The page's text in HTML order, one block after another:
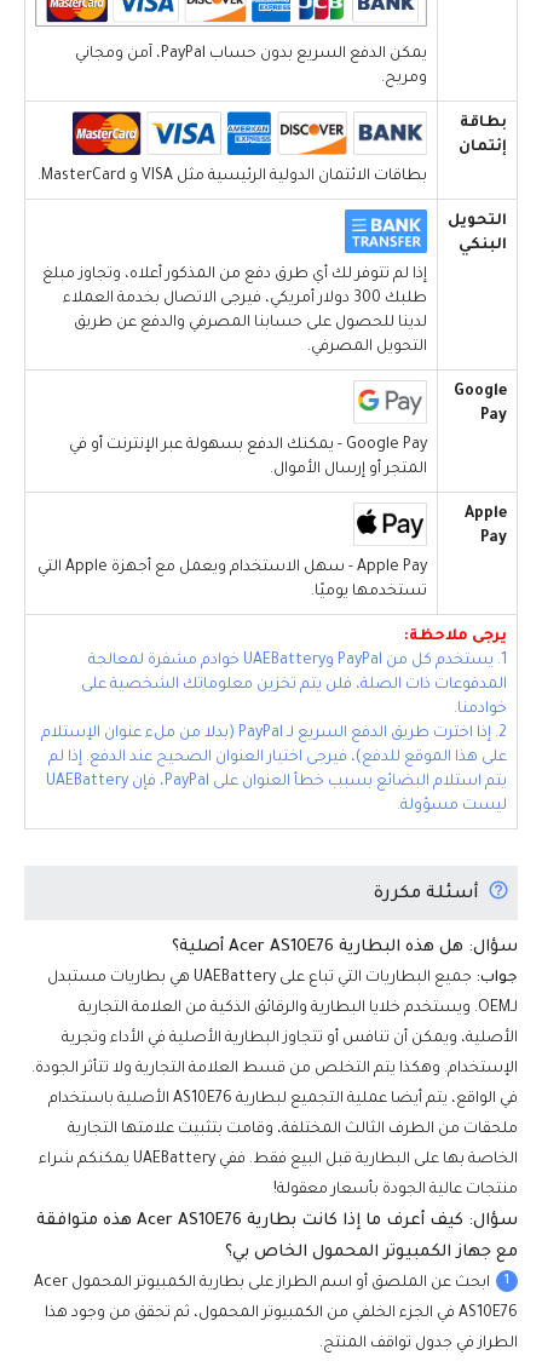
يمكن الدفع السريع بدون حساب PayPal، آمن ومجاني
ومريح.
بطاقة
إئتمان
بطاقات الائتمان الدولية الرئيسية مثل VISA و MasterCard.
التحويل
البنكي
إذا لم تتوفر لك أي طرق دفع من المذكور أعلاه، وتجاوز مبلغ
طلبك 300 دولار أمريكي، فيرجى الاتصال بخدمة العملاء
لدينا للحصول على حسابنا المصرفي والدفع عن طريق
التحويل المصرفي.
Google
Pay
Google Pay - يمكنك الدفع بسهولة عبر الإنترنت أو في
المتجر أو إرسال الأموال.
Apple
Pay
Apple Pay - سهل الاستخدام ويعمل مع أجهزة Apple التي
تستخدمها يوميًا.
يرجى ملاحظة:
1. يستخدم كل من PayPal وUAEBattery خوادم مشفرة لمعالجة
المدفوعات ذات الصلة، فلن يتم تخزين معلوماتك الشخصية على
خوادمنا.
2. إذا اخترت طريق الدفع السريع لـ PayPal (بدلا من ملء عنوان الإستلام
على هذا الموقع للدفع)، فيرجى اختيار العنوان الصحيح عند الدفع. إذا لم
يتم استلام البضائع بسبب خطأ العنوان على PayPal، فإن UAEBattery
ليست مسؤولة.
أسئلة مكررة
سؤال: هل هذه البطارية Acer AS10E76 أصلية؟
جواب:
جميع البطاريات التي تباع على UAEBattery هي بطاريات مستبدل
لـOEM. ويستخدم خلايا البطارية والرقائق الذكية من العلامة التجارية
الأصلية، ويمكن أن تنافس أو تتجاوز البطارية الأصلية في الأداء وتجرية
الإستخدام. وهكذا يتم التخلص من قسط العلامة التجارية ولا تتأثر الجودة.
في الواقع، يتم أيضا عملية التجميع لبطارية AS10E76 الأصلية باستخدام
ملحقات من الطرف الثالث المختلفة، وقامت بتثبيت علامتها التجارية
الخاصة بها على البطارية قبل البيع فقط. ففي UAEBattery يمكنكم شراء
منتجات عالية الجودة بأسعار معقولة!
سؤال: كيف أعرف ما إذا كانت بطارية Acer AS10E76 هذه متوافقة
مع جهاز الكمبيوتر المحمول الخاص بي؟
1
ابحث عن الملصق أو اسم الطراز على بطارية الكمبيوتر المحمول Acer
AS10E76 في الجزء الخلفي من الكمبيوتر المحمول، ثم تحقق من وجود هذا
الطراز في جدول تواقف المنتج.